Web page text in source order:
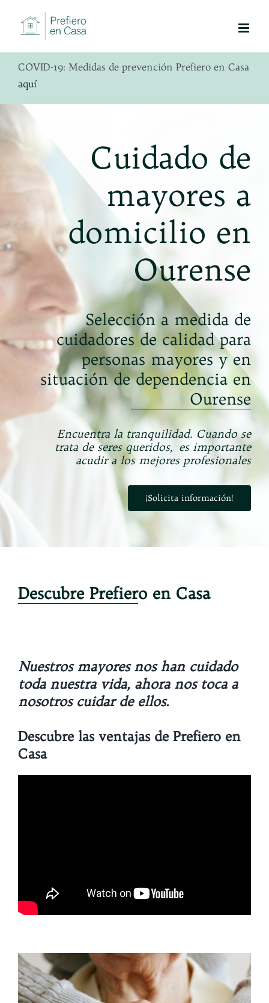
contenido
COVID-19: Medidas de prevención Prefiero en Casa
aquí
Cuidado de
mayores a
domicilio en
Ourense
Selección a medida de
cuidadores de calidad para
personasmayores y en
situación de dependencia en
Ourense
Encuentra la tranquilidad. Cuando se
trata de seres queridos, es importante
acudir a los mejores profesionales
¡Solicita información!
Descubre Prefiero en Casa
Nuestros mayores nos han cuidado
toda nuestra vida, ahora nos toca a
nosotros cuidar de ellos.
Descubre las ventajas de Prefiero en
Casa